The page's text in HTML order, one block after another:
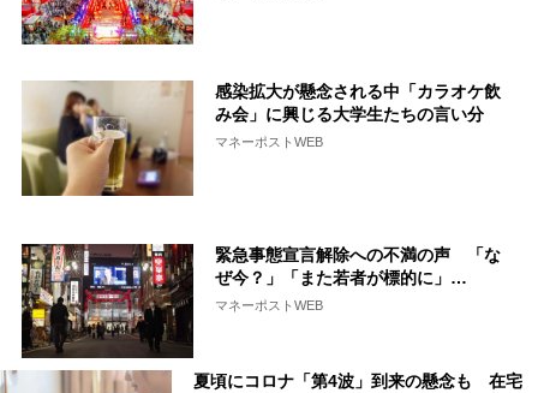
感染拡大が懸念される中「カラオケ飲
み会」に興じる大学生たちの言い分
マネーポストWEB
緊急事態宣言解除への不満の声 「な
ぜ今？」「また若者が標的に」…
マネーポストWEB
夏頃にコロナ「第4波」到来の懸念も 在宅